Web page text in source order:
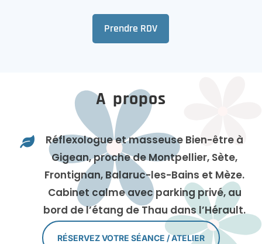
Prendre RDV
A propos

Réflexologue et masseuse Bien-être à
Gigean, proche de Montpellier, Sète,
Frontignan, Balaruc-les-Bains et Mèze.
Cabinet calme avec parking privé, au
bord de l’étang de Thau dans l’Hérault.
RÉSERVEZ VOTRE SÉANCE / ATELIER